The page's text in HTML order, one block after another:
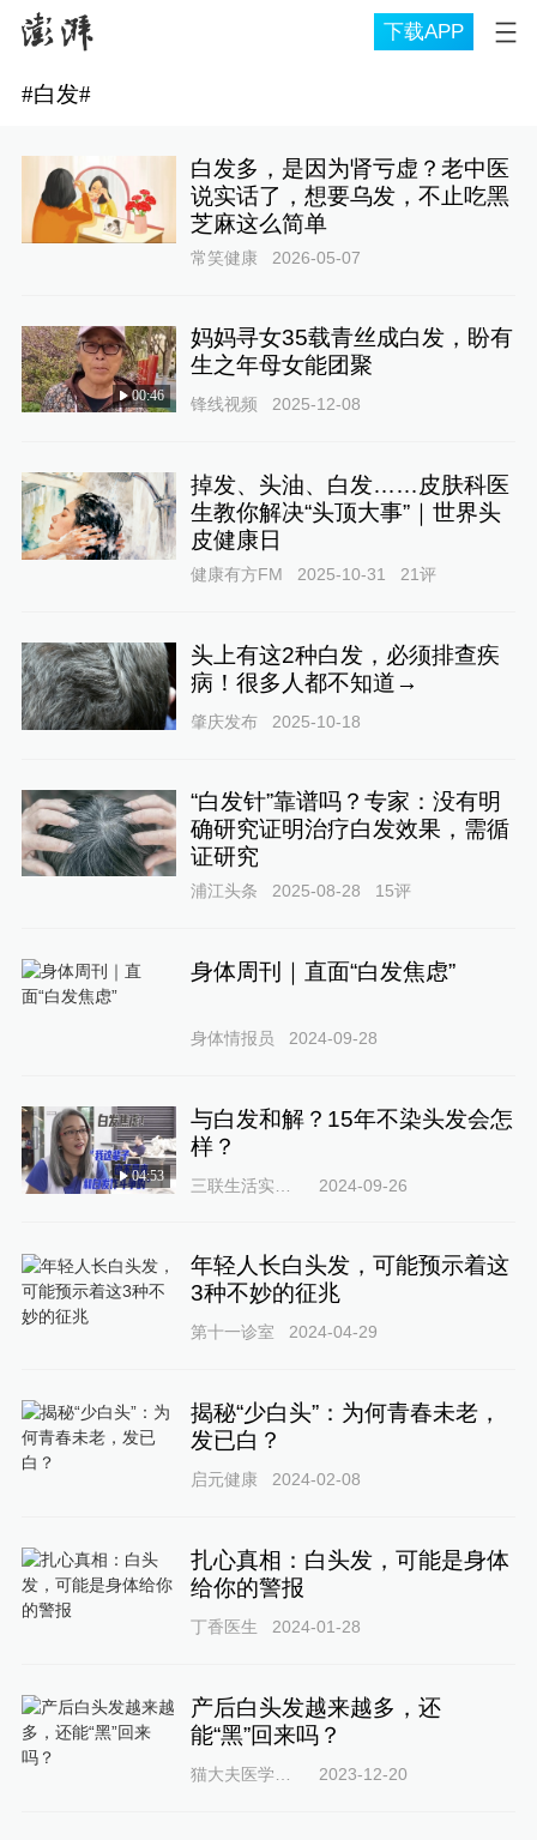
下载APP
#白发#
白发多，是因为肾亏虚？老中医
说实话了，想要乌发，不止吃黑
芝麻这么简单
常笑健康 2026-05-07
00:46
妈妈寻女35载青丝成白发，盼有
生之年母女能团聚
锋线视频 2025-12-08
掉发、头油、白发……皮肤科医
生教你解决“头顶大事”｜世界头
皮健康日
健康有方FM 2025-10-31 21评
头上有这2种白发，必须排查疾
病！很多人都不知道→
肇庆发布 2025-10-18
“白发针”靠谱吗？专家：没有明
确研究证明治疗白发效果，需循
证研究
浦江头条 2025-08-28 15评
身体周刊｜直面“白发焦虑”
身体情报员 2024-09-28
04:53
与白发和解？15年不染头发会怎
样？
2024-09-26
年轻人长白头发，可能预示着这
3种不妙的征兆
第十一诊室 2024-04-29
揭秘“少白头”：为何青春未老，
发已白？
启元健康 2024-02-08
扎心真相：白头发，可能是身体
给你的警报
丁香医生 2024-01-28
产后白头发越来越多，还
能“黑”回来吗？
2023-12-20